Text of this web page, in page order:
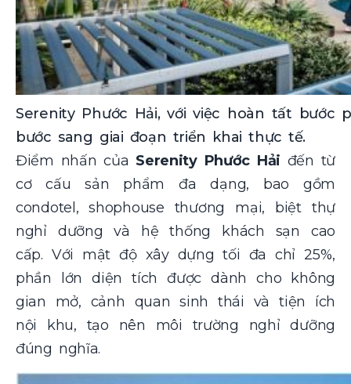
Serenity Phước Hải, với việc hoàn tất
bước sang giai đoạn triển khai thực tế.
Điểm nhấn của Serenity Phước Hải đến từ
cơ cấu sản phẩm đa dạng, bao gồm
condotel, shophouse thương mại, biệt thự
nghỉ dưỡng và hệ thống khách sạn cao
cấp. Với mật độ xây dựng tối đa chỉ 25%,
phần lớn diện tích được dành cho không
gian mở, cảnh quan sinh thái và tiện ích
nội khu, tạo nên môi trường nghỉ dưỡng
đúng nghĩa.